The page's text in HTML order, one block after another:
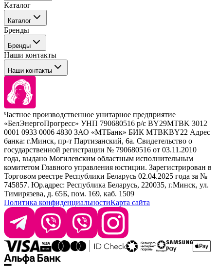
События
Покупателю
Каталог
Каталог
Профессиональные средства для окрашивания волос
Сервисные средства
Уход
Стайлинг
Брови и ресницы
Барберинг
Наборы
Расходные материалы
Бренды
Бренды
Tefia
Concept
Kezy
Barex
Sim Sensitive
Kebren
Selective Professional
White Line
Наши контакты
Наши контакты
+ 375 44 7233514
+ 375 29 1649505
info@krasabel.by
Офис: г. Минск, ул. Тимирязева 65Б, офис 1509
Склад: г. Минск, ул. Домбровская, 15
Время работы: пн–чт 9:00–17:30, пт 9:00–17:00
Частное производственное унитарное предприятие
«БелЭнергоПрогресс» УНП 790680516 р/с BY29MTBK 3012
0001 0933 0006 4830 ЗАО «МТБанк» БИК MTBKBY22 Адрес
банка: г.Минск, пр-т Партизанский, 6а. Свидетельство о
государственной регистрации № 790680516 от 03.11.2010
года, выдано Могилевским областным исполнительным
комитетом Главного управления юстиции. Зарегистрирован в
Торговом реестре Республики Беларусь 02.04.2025 года за №
745857. Юр.адрес: Республика Беларусь, 220035, г.Минск, ул.
Тимирязева, д. 65Б, пом. 169, каб. 1509
Политика конфиденциальностиКарта сайта